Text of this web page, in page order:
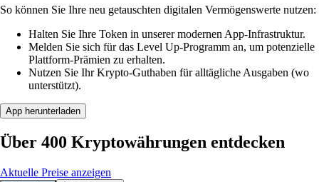
So können Sie Ihre neu getauschten digitalen Vermögenswerte nutzen:
Halten Sie Ihre Token in unserer modernen App-Infrastruktur.
Melden Sie sich für das Level Up-Programm an, um potenzielle
Plattform-Prämien zu erhalten.
Nutzen Sie Ihr Krypto-Guthaben für alltägliche Ausgaben (wo
unterstützt).
App herunterladen
Über 400 Kryptowährungen entdecken
Aktuelle Preise anzeigen